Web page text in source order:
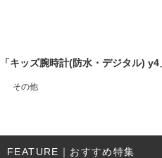
「キッズ腕時計(防水・デジタル)
その他
FEATURE｜おすすめ特集